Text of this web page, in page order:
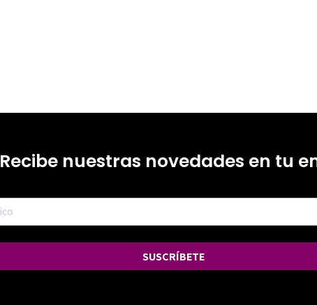
Recibe nuestras novedades en tu
SUSCRÍBETE